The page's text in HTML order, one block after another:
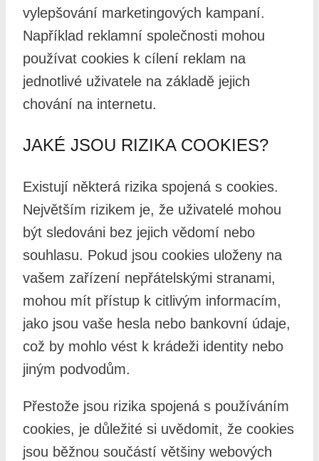
vylepšování marketingových kampaní.
Například reklamní společnosti mohou
používat cookies k cílení reklam na
jednotlivé uživatele na základě jejich
chování na internetu.
JAKÉ JSOU RIZIKA COOKIES?
Existují některá rizika spojená s cookies.
Největším rizikem je, že uživatelé mohou
být sledováni bez jejich vědomí nebo
souhlasu. Pokud jsou cookies uloženy na
vašem zařízení nepřátelskými stranami,
mohou mít přístup k citlivým informacím,
jako jsou vaše hesla nebo bankovní údaje,
což by mohlo vést k krádeži identity nebo
jiným podvodům.
Přestože jsou rizika spojená s používáním
cookies, je důležité si uvědomit, že cookies
jsou běžnou součástí většiny webových